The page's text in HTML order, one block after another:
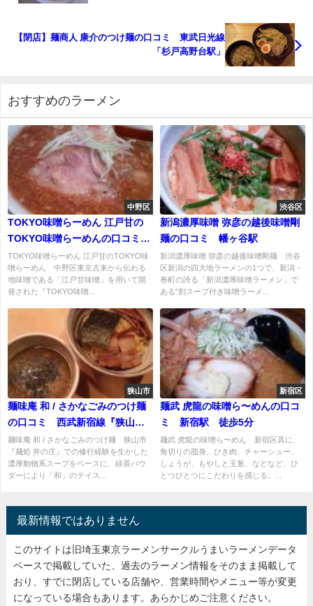
【閉店】麺商人 康介のつけ麺の口コミ 東武日光線
「杉戸高野台駅」
おすすめのラーメン
中野区
TOKYO味噌らーめん 江戸甘の
TOKYO味噌らーめんの口コミ
都立家政駅 徒歩1分
TOKYO味噌らーめん 江戸甘のTOKYO味
噌らーめん 中野区東京古来から伝わる
地味噌である「江戸甘味噌」を用いて開
発された『TOKYO味噌...
渋谷区
新潟濃厚味噌 弥彦の越後味噌剛
麺の口コミ 幡ヶ谷駅
新潟濃厚味噌 弥彦の越後味噌剛麺 渋谷
区新潟の四大地ラーメンの1つで、新潟・
巻町の誇る「新潟濃厚味噌ラーメン」で
ある“割スープ付き味噌ラーメ...
狭山市
麺味庵 和 / さかなごみのつけ麺
の口コミ 西武新宿線『狭山市
駅』より徒歩1分
麺味庵 和 / さかなごみのつけ麺 狭山市
『麺処 井の庄』での修行経験を生かした
濃厚動物系スープをベースに、緑茶パウ
ダーにより「和」のテイス...
新宿区
麺武 虎龍の味噌ら〜めんの口コ
ミ 新宿駅 徒歩5分
麺武 虎龍の味噌ら〜めん 新宿区具に、
角切りの脂身、ひき肉、チャーシュー、
しょうが、もやしと玉葱、などなど、ひ
とつひとつにこだわりを感じる。...
最新情報ではありません
このサイトは旧埼玉東京ラーメンサークルうまいラーメンデータ
ベースで掲載していた、過去のラーメン情報をそのまま掲載して
おり、すでに閉店している店舗や、営業時間やメニュー等が変更
になっている場合もあります。あらかじめご注意ください。